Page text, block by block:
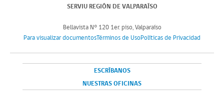
SERVIU REGIÓN DE VALPARAÍSO
Bellavista N° 120 1er. piso, Valparaíso
Para visualizar documentosTérminos de UsoPolíticas de Privacidad
ESCRÍBANOS
NUESTRAS OFICINAS